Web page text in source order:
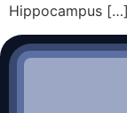
Hippocampus […]